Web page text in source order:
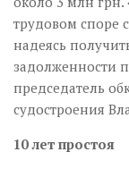
трудовом споре
надеясь
задолженности
председатель
судостроения
10 лет простоя